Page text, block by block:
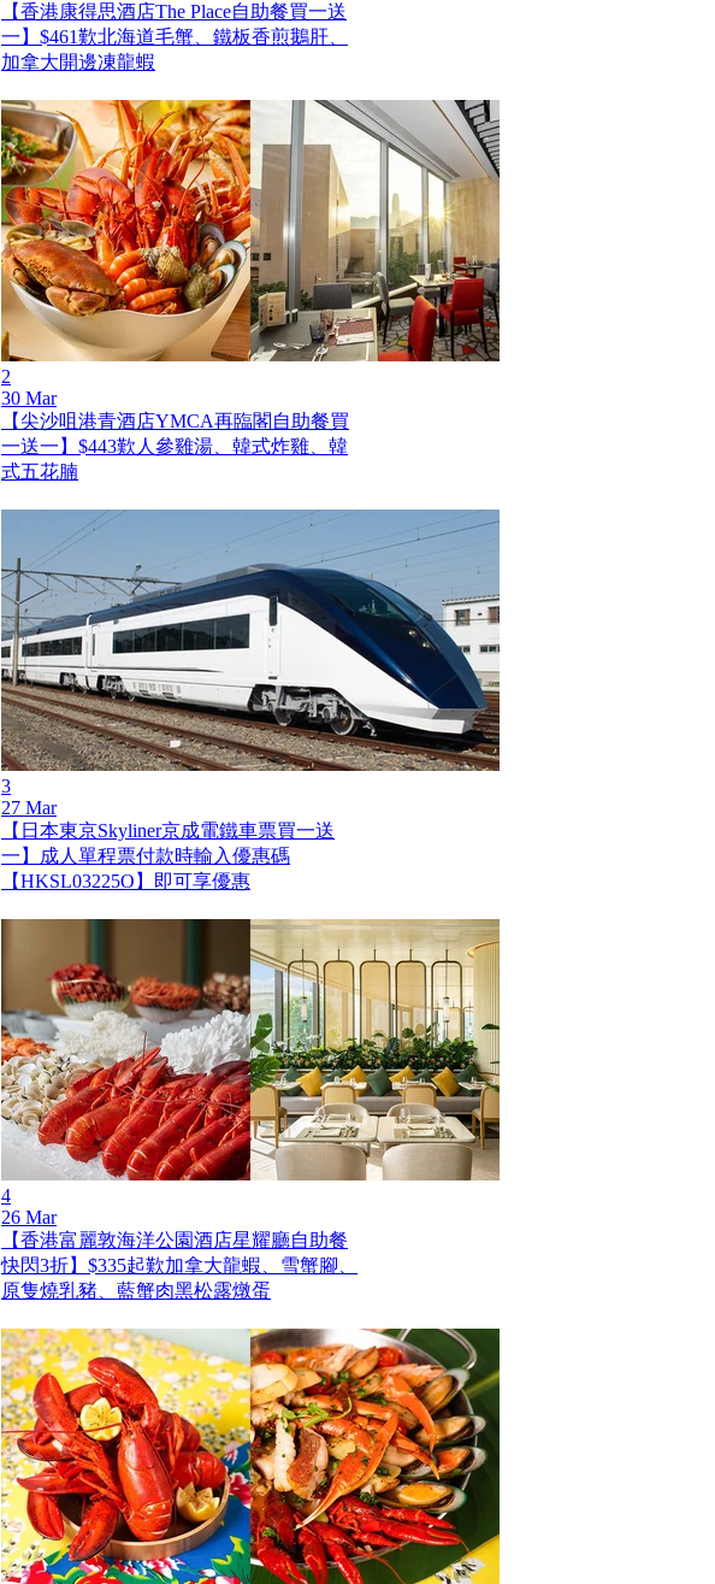
【香港康得思酒店The Place自助餐買一送
一】$461歎北海道毛蟹、鐵板香煎鵝肝、
加拿大開邊凍龍蝦
2
30 Mar
【尖沙咀港青酒店YMCA再臨閣自助餐買
一送一】$443歎人參雞湯、韓式炸雞、韓
式五花腩
3
27 Mar
【日本東京Skyliner京成電鐵車票買一送
一】成人單程票付款時輸入優惠碼
【HKSL03225O】即可享優惠
4
26 Mar
【香港富麗敦海洋公園酒店星耀廳自助餐
快閃3折】$335起歎加拿大龍蝦、雪蟹腳、
原隻燒乳豬、藍蟹肉黑松露燉蛋